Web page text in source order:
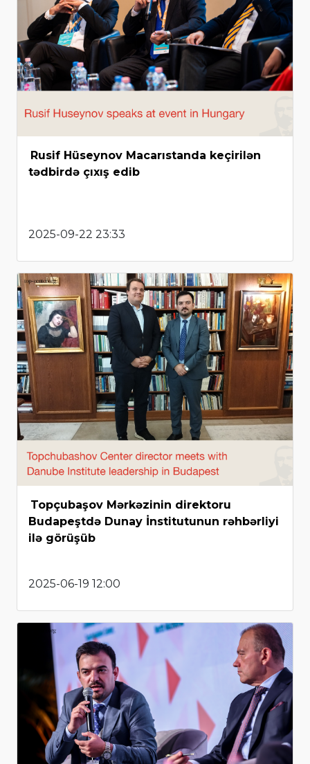
Rusif Hüseynov Macarıstanda keçirilən
tədbirdə çıxış edib
2025-09-22 23:33
Topçubaşov Mərkəzinin direktoru
Budapeştdə Dunay İnstitutunun rəhbərliyi
ilə görüşüb
2025-06-19 12:00